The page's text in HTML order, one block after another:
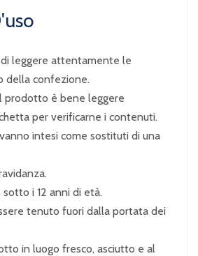
di leggere attentamente le
della confezione.
prodotto è bene leggere
per verificarne i contenuti.
intesi come sostituti di una
i 12 anni di età.
tenuto fuori dalla portata dei
in luogo fresco, asciutto e al